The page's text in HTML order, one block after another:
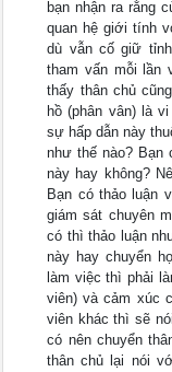
bạn nhận ra rằng
quan hệ giới tính
dù vẫn cố giữ
tham vấn mỗi lần
thấy thân chủ
hồ (phân vân) là
sự hấp dẫn này
như thế nào? Bạn
này hay không?
Bạn có thảo luận
giám sát chuyên
có thì thảo luận
này hay chuyển
làm việc thì phải
viên) và cảm xúc
viên khác thì sẽ
có nên chuyển
thân chủ lại nói